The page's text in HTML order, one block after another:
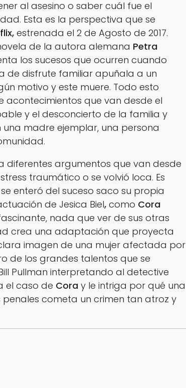
al asesino o saber cuál fue el
Esta es la perspectiva que se
estrenada el 2 de Agosto de 2017.
de la autora alemana Petra
los sucesos que ocurren cuando
de disfrute familiar apuñala a un
motivo y este muere. Todo esto
acontecimientos que van desde el
y el desconcierto de la familia y
madre ejemplar, una persona
diferentes argumentos que van desde
traumático o se volvió loca. Es
enteró del suceso saco su propia
de Jesica Biel, como Cora
nada que ver de sus otras
crea una adaptación que proyecta
imagen de una mujer afectada por
de los grandes talentos que se
Pullman interpretando al detective
el caso de Cora y le intriga por qué una
cometa un crimen tan atroz y